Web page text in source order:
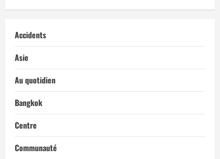
Accidents
Asie
Au quotidien
Bangkok
Centre
Communauté